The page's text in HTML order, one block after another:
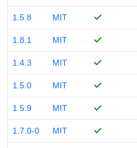
1.5.8 MIT
1.8.1 MIT
1.4.3 MIT
1.5.0 MIT
1.5.9 MIT
1.7.0-0 MIT